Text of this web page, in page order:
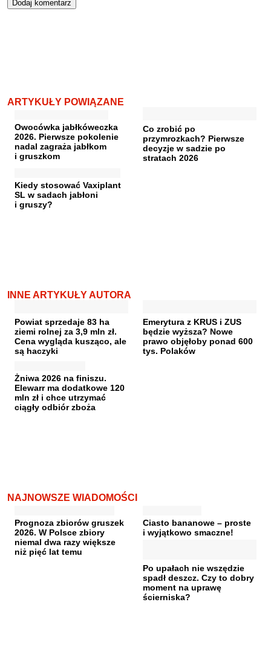
ARTYKUŁY POWIĄZANE
Owocówka jabłkóweczka
2026. Pierwsze pokolenie
nadal zagraża jabłkom
i gruszkom
Co zrobić po
przymrozkach? Pierwsze
decyzje w sadzie po
stratach 2026
Kiedy stosować Vaxiplant
SL w sadach jabłoni
i gruszy?
INNE ARTYKUŁY AUTORA
Powiat sprzedaje 83 ha
ziemi rolnej za 3,9 mln zł.
Cena wygląda kusząco, ale
są haczyki
Emerytura z KRUS i ZUS
będzie wyższa? Nowe
prawo objęłoby ponad 600
tys. Polaków
Żniwa 2026 na finiszu.
Elewarr ma dodatkowe 120
mln zł i chce utrzymać
ciągły odbiór zboża
NAJNOWSZE WIADOMOŚCI
Prognoza zbiorów gruszek
2026. W Polsce zbiory
niemal dwa razy większe
niż pięć lat temu
Ciasto bananowe – proste
i wyjątkowo smaczne!
Po upałach nie wszędzie
spadł deszcz. Czy to dobry
moment na uprawę
ścierniska?